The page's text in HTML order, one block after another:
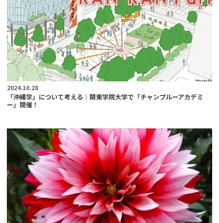
2024.10.28
「沖縄学」について考える｜関東学院大学で「チャンプルーアカデミ
ー」開催！